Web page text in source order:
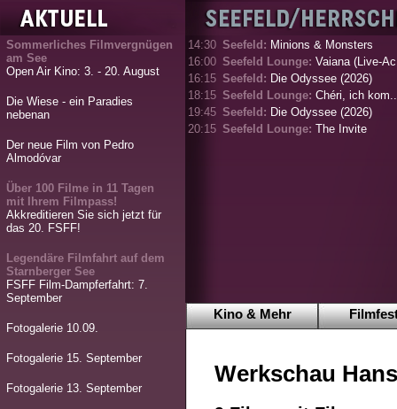
Sommerliches Filmvergnügen
am See
Open Air Kino: 3. - 20. August
Die Wiese - ein Paradies
nebenan
Der neue Film von Pedro
Almodóvar
Über 100 Filme in 11 Tagen
mit Ihrem Filmpass!
Akkreditieren Sie sich jetzt für
das 20. FSFF!
Legendäre Filmfahrt auf dem
Starnberger See
FSFF Film-Dampferfahrt: 7.
September
Fotogalerie 10.09.
Fotogalerie 15. September
Fotogalerie 13. September
14:30 Seefeld: Minions & Monsters
16:00 Seefeld Lounge: Vaiana (Live-
16:15 Seefeld: Die Odyssee (2026)
18:15 Seefeld Lounge: Chéri, ich
19:45 Seefeld: Die Odyssee (2026)
20:15 Seefeld Lounge: The Invite
Kino & Mehr
Werkschau